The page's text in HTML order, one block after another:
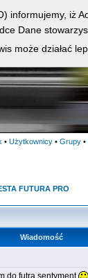
• Użytkownicy • Grupy •
FUTURA PRO
Wiadomość
do futra sentyment
iż
Dane
może działać